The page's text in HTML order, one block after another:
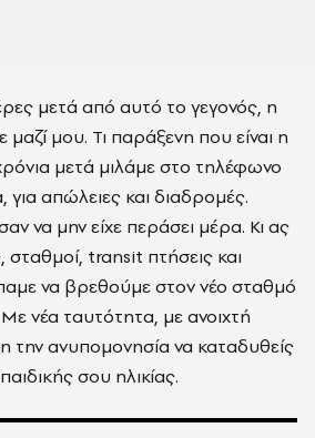
μετά από αυτό το γεγονός, η
μου. Τι παράξενη που είναι η
μετά μιλάμε στο τηλέφωνο
για απώλειες και διαδρομές.
να μην είχε περάσει μέρα. Κι ας
σταθμοί, transit πτήσεις και
να βρεθούμε στον νέο σταθμό
νέα ταυτότητα, με ανοιχτή
την ανυπομονησία να καταδυθείς
σου ηλικίας.